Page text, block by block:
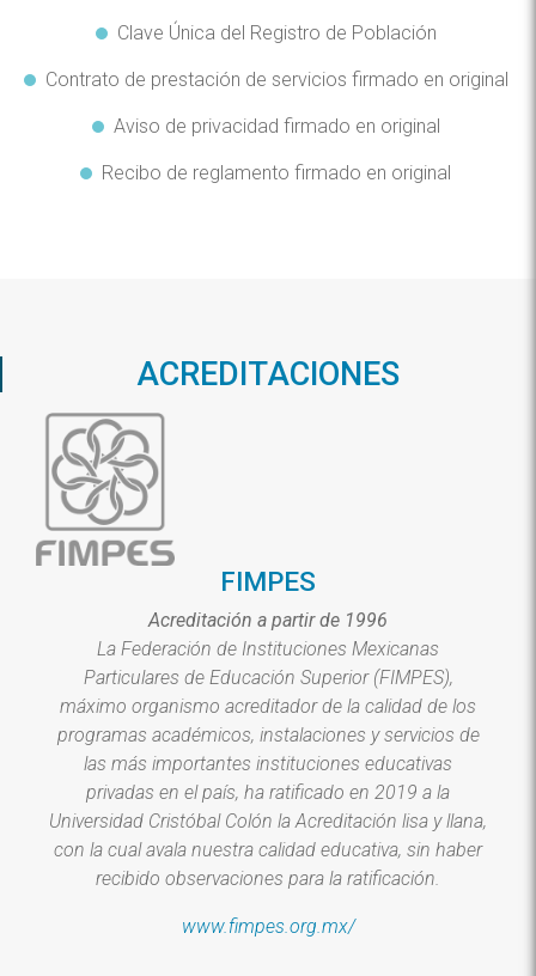
Clave Única del Registro de Población
Contrato de prestación de servicios firmado en original
Aviso de privacidad firmado en original
Recibo de reglamento firmado en original
ACREDITACIONES
FIMPES
Acreditación a partir de 1996
La Federación de Instituciones Mexicanas
Particulares de Educación Superior (FIMPES),
máximo organismo acreditador de la calidad de los
programas académicos, instalaciones y servicios de
las más importantes instituciones educativas
privadas en el país, ha ratificado en 2019 a la
Universidad Cristóbal Colón la Acreditación lisa y llana,
con la cual avala nuestra calidad educativa, sin haber
recibido observaciones para la ratificación.
www.fimpes.org.mx/